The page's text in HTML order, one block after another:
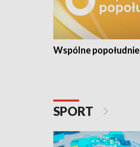
Wspólne popołudnie
SPORT